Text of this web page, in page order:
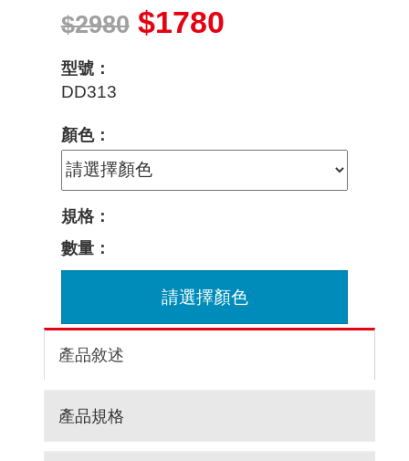
$2980$1780
型號：
DD313
顏色：
規格：
數量：
請選擇顏色
產品敘述
產品規格